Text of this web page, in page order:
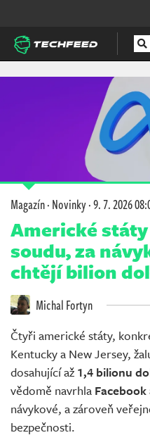
Magazín·Novinky·9. 7. 2026
Americké
soudu, za
chtějí bilion
Michal Fortyn
Čtyři americké státy,
Kentucky a New Jersey,
dosahující až 1,4 bilionu
vědomě navrhla Facebook
návykové, a zároveň
bezpečnosti.